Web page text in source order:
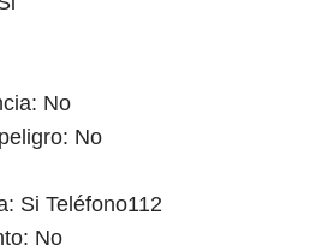
No
No
Si Teléfono112
No